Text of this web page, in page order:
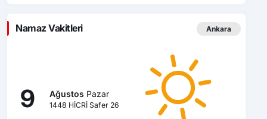
Namaz Vakitleri Ankara
9 Ağustos Pazar
1448 HİCRİ Safer 26